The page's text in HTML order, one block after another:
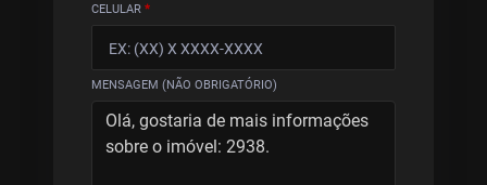
CELULAR *
MENSAGEM (NÃO OBRIGATÓRIO)